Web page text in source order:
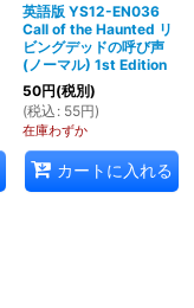
英語版 YS12-EN036
Call of the Haunted リ
ビングデッドの呼び声
(ノーマル) 1st Edition
50円(税別)
(税込 : 55円)
在庫わずか
カートに入れる